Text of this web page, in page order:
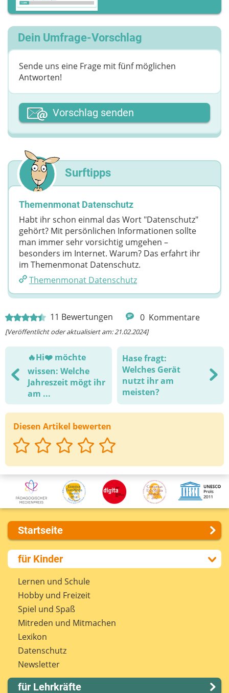
11 Bewertungen 0 Kommentare
[Veröffentlicht oder aktualisiert am: 21.02.2024]
‍🔥Hi❤️ möchte
wissen: Welche
Jahreszeit mögt ihr
am ...
Hase fragt:
Welches Gerät
nutzt ihr am
meisten?
Diesen Artikel bewerten
Dein Umfrage-Vorschlag
Sende uns eine Frage mit fünf möglichen
Antworten!
Dein Vor- oder Spitzname
Deine Nachricht
Vorschlag senden
Surftipps
Themenmonat Datenschutz
Habt ihr schon einmal das Wort "Datenschutz"
gehört? Mit persönlichen Informationen sollte
man immer sehr vorsichtig umgehen –
besonders im Internet. Warum? Das erfahrt ihr
im Themenmonat Datenschutz.
Themenmonat Datenschutz
Startseite
Über uns
Presse
Kontakt
Impressum
Internet-ABC Sitemap
Barrierefreiheit
Länderprojekte
für Kinder
Lernen und Schule
Hobby und Freizeit
Spiel und Spaß
Mitreden und Mitmachen
Lexikon
Datenschutz
Newsletter
für Lehrkräfte